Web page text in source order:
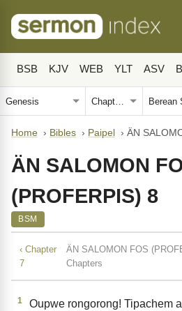
BSB KJV WEB YLT ASV
Home › Bibles › Paipel › ÄN
ÄN SALOMON
(PROFERPIS) 8
BSM
‹ Chapter
7
ÄN SALOMON FOS
Chapters
1
Oupwe rongorong! Tipachem